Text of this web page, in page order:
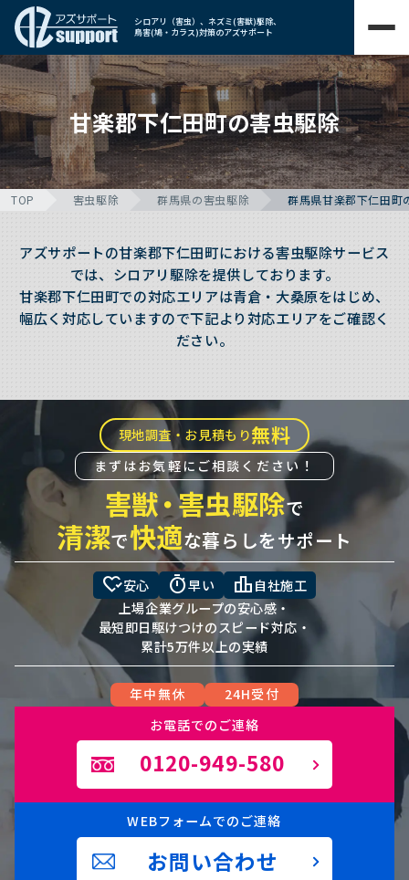
シロアリ（害虫）、ネズミ(害獣)駆除、
鳥害(鳩・カラス)対策のアズサポート
甘楽郡下仁田町の害虫駆除
TOP 害虫駆除 群馬県の害虫駆除 群馬県甘楽郡下仁田町
アズサポートの甘楽郡下仁田町における害虫駆除サービス
では、シロアリ駆除を提供しております。
甘楽郡下仁田町での対応エリアは青倉・大桑原をはじめ、
幅広く対応していますので下記より対応エリアをご確認く
ださい。
現地調査・お見積もり無料
まずはお気軽にご相談ください！
害獣・害虫駆除で
清潔で快適な暮らしをサポート
heart_check安心 timer早い leaderboard 自社施工
上場企業グループの安心感・
最短即日駆けつけのスピード対応・
累計5万件以上の実績
年中無休
24H受付
お電話でのご連絡
0120-949-580
WEBフォームでのご連絡
お問い合わせ